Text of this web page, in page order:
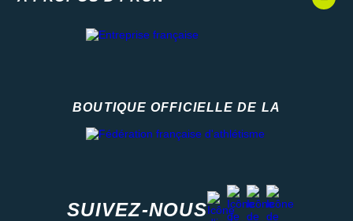
BOUTIQUE OFFICIELLE DE LA
SUIVEZ-NOUS
instagram
facebook
stravayoutube